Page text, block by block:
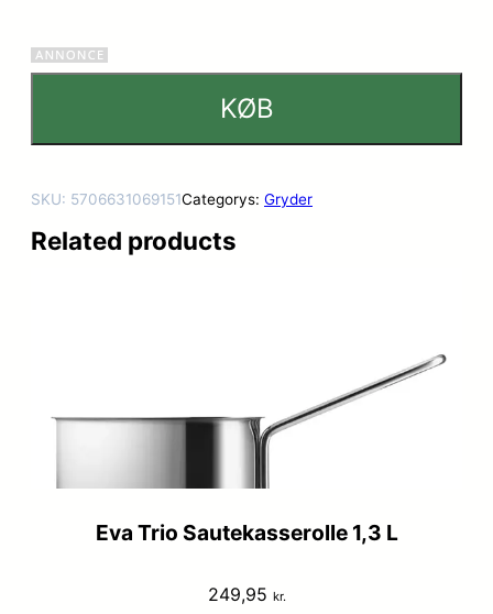
KØB
SKU: 5706631069151Categorys: Gryder
Related products
Eva Trio Sautekasserolle 1,3 L
249,95 kr.